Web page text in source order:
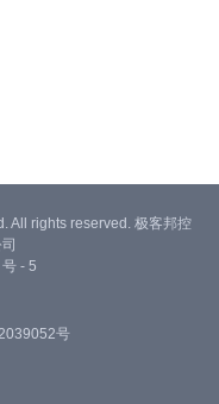
All rights reserved. 极客邦控
- 5
号